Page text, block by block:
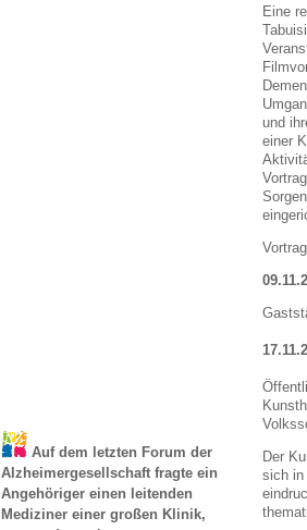
Eine
und
einer
Der
sich in
Alzheimergesellschaft fragte ein
Angehöriger einen leitenden
Mediziner einer großen Klinik,
warum denn ein